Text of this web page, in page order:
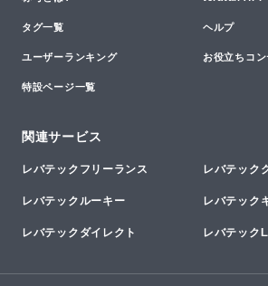
タグ一覧 ヘルプ
ユーザーランキング お役立ちコン
特設ページ一覧
関連サービス
レバテックフリーランス レバテック
レバテックルーキー レバテック
レバテックダイレクト レバテック